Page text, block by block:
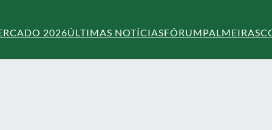
2026ÚLTIMAS NOTÍCIASFÓRUMPALMEIRAS